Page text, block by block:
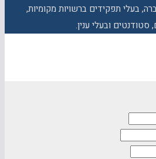
בעלי תפקידים ברשויות מקומיות,
ובעלי ענין.